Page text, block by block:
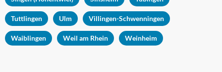
Tuttlingen Ulm Villingen-Schwenningen
Waiblingen Weil am Rhein Weinheim